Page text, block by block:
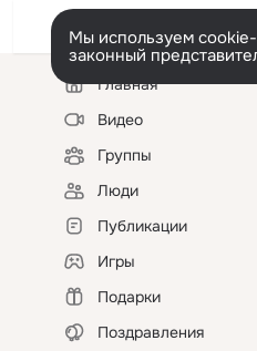
Мы используем
законный
Левая
колонкаГлавная
Видео
Группы
Люди
Публикации
Игры
Подарки
Поздравления